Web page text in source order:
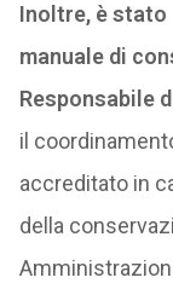
Inoltre, è stato
manuale di
Responsabile
il
accreditato in
della